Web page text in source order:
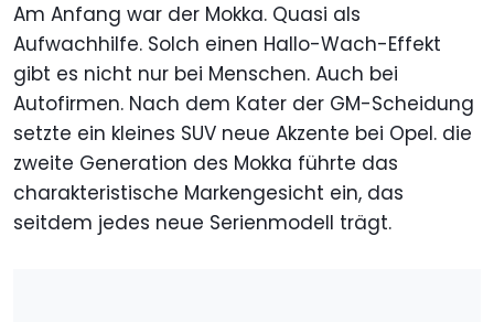
Am Anfang war der Mokka. Quasi als
Aufwachhilfe. Solch einen Hallo-Wach-Effekt
gibt es nicht nur bei Menschen. Auch bei
Autofirmen. Nach dem Kater der GM-Scheidung
setzte ein kleines SUV neue Akzente bei Opel. die
zweite Generation des Mokka führte das
charakteristische Markengesicht ein, das
seitdem jedes neue Serienmodell trägt.